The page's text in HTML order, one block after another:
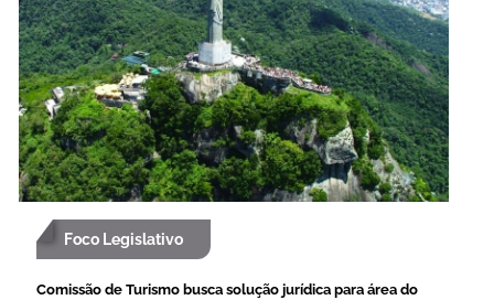
Foco Legislativo
Comissão de Turismo busca solução jurídica para área do